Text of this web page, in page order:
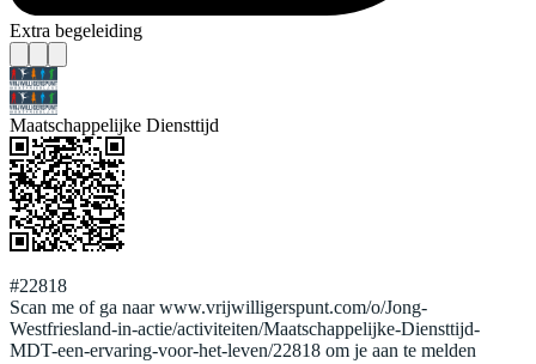
Extra begeleiding
Maatschappelijke Diensttijd
#22818
Scan me of ga naar www.vrijwilligerspunt.com/o/Jong-
Westfriesland-in-actie/activiteiten/Maatschappelijke-Diensttijd-
MDT-een-ervaring-voor-het-leven/22818 om je aan te melden